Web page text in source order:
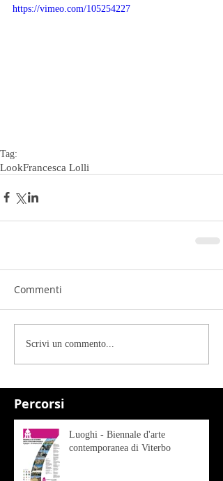
Percorsi
https://vimeo.com/105254227
Tag:
LookFrancesca Lolli
Commenti
Scrivi un commento...
Luoghi - Biennale d'arte
contemporanea di Viterbo